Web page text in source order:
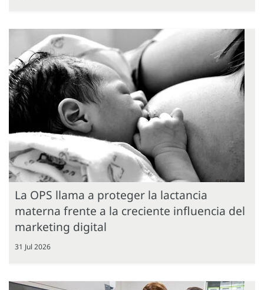
La OPS llama a proteger la lactancia
materna frente a la creciente influencia del
marketing digital
31 Jul 2026